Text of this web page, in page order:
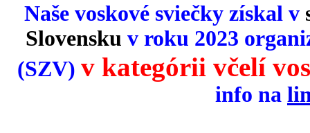
Naše voskové sviečky získal v
Slovensku v roku 2023
(SZV) v kategórii včelí
info na